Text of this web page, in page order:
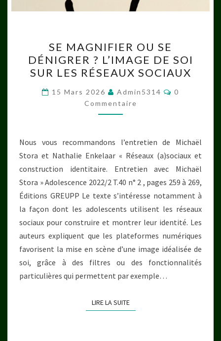
MAGNIFIER
OU
SE
DÉNIGRER
?
L’IMAGE
SOI
SUR
LES
RÉSEAUX
SOCIAUX
SE MAGNIFIER OU SE
DÉNIGRER ? L’IMAGE DE SOI
SUR LES RÉSEAUX SOCIAUX
15 Mars 2026 Admin5314
0
Commentaire
Nous vous recommandons l’entretien de Michaël
Stora et Nathalie Enkelaar « Réseaux (a)sociaux et
construction identitaire. Entretien avec Michaël
Stora » Adolescence 2022/2 T.40 n° 2 , pages 259 à 269,
Éditions GREUPP Le texte s’intéresse notamment à
la façon dont les adolescents utilisent les réseaux
sociaux pour construire et montrer leur identité. Les
auteurs expliquent que les plateformes numériques
favorisent la mise en scène d’une image idéalisée de
soi, grâce à des filtres ou des fonctionnalités
particulières qui permettent par exemple…
LIRE LA SUITELIRE LA SUITE